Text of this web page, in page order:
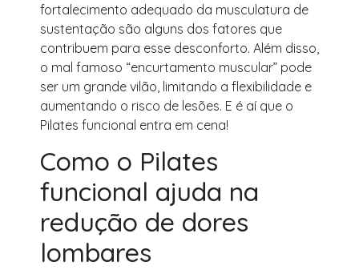
fortalecimento adequado da musculatura de
sustentação são alguns dos fatores que
contribuem para esse desconforto. Além disso,
o mal famoso “encurtamento muscular” pode
ser um grande vilão, limitando a flexibilidade e
aumentando o risco de lesões. E é aí que o
Pilates funcional entra em cena!
Como o Pilates
funcional ajuda na
redução de dores
lombares